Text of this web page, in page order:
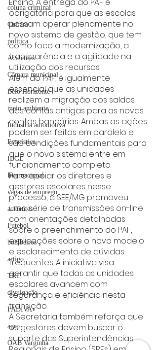
coluna criminal
Cultura
politica
Acidentes
Câmara municipal
Belo Horizonte
meio ambiente
Industria automotiva
Estatística
IBGE
Internacional
vagas de emprego
acidentes
Futebol
bombeiros
artigo
TRT
divulgação
FADIVA
agro
OAB Varginha
Ensino. A entrega do PAF é
obrigatória para que as escolas
possam operar plenamente no
novo sistema de gestão, que tem
como foco a modernização, a
transparência e a agilidade na
utilização dos recursos.
Além do PAF, é igualmente
essencial que as unidades
realizem a migração dos saldos
das contas antigas para as novas
contas bancárias. Ambas as ações
podem ser feitas em paralelo e
são condições fundamentais para
que o novo sistema entre em
funcionamento completo.
Para apoiar os diretores e
gestores escolares nesse
processo, a SEE/MG promoveu
uma série de transmissões on-line
com orientações detalhadas
sobre o preenchimento do PAF,
explicações sobre o novo modelo
e esclarecimento de dúvidas
frequentes. A iniciativa visa
garantir que todas as unidades
escolares avancem com
segurança e eficiência nesta
transição.
A Secretaria também reforça que
os gestores devem buscar o
suporte das Superintendências